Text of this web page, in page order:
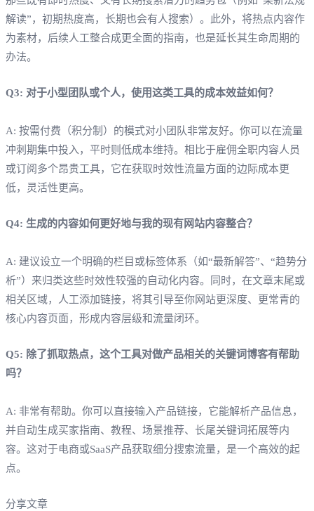
解读”，初期热度高，长期也会有人搜索）。此外，将热点内容作
为素材，后续人工整合成更全面的指南，也是延长其生命周期的
办法。
Q3: 对于小型团队或个人，使用这类工具的成本效益如何？
A: 按需付费（积分制）的模式对小团队非常友好。你可以在流量
冲刺期集中投入，平时则低成本维持。相比于雇佣全职内容人员
或订阅多个昂贵工具，它在获取时效性流量方面的边际成本更
低，灵活性更高。
Q4: 生成的内容如何更好地与我的现有网站内容整合？
A: 建议设立一个明确的栏目或标签体系（如“最新解答”、“趋势分
析”）来归类这些时效性较强的自动化内容。同时，在文章末尾或
相关区域，人工添加链接，将其引导至你网站更深度、更常青的
核心内容页面，形成内容层级和流量闭环。
Q5: 除了抓取热点，这个工具对做产品相关的关键词博客有帮助
吗？
A: 非常有帮助。你可以直接输入产品链接，它能解析产品信息，
并自动生成买家指南、教程、场景推荐、长尾关键词拓展等内
容。这对于电商或SaaS产品获取细分搜索流量，是一个高效的起
点。
分享文章